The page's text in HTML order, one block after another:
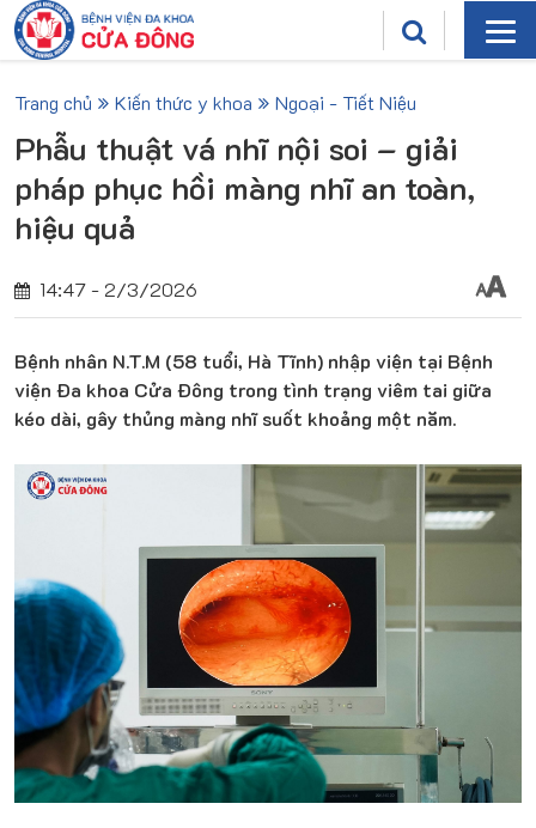
Trang chủ Kiến thức y khoa Ngoại - Tiết Niệu
Phẫu thuật vá nhĩ nội soi – giải
pháp phục hồi màng nhĩ an toàn,
hiệu quả
14:47 - 2/3/2026
Bệnh nhân N.T.M (58 tuổi, Hà Tĩnh) nhập viện tại Bệnh
viện Đa khoa Cửa Đông trong tình trạng viêm tai giữa
kéo dài, gây thủng màng nhĩ suốt khoảng một năm.